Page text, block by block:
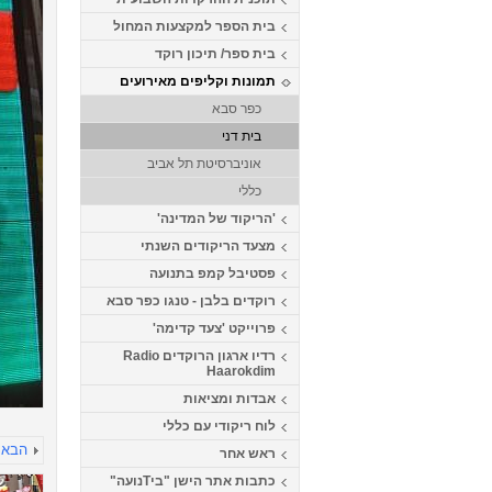
בית הספר למקצעות המחול
בית ספר/ תיכון רוקד
תמונות וקליפים מאירועים
כפר סבא
בית דני
אוניברסיטת תל אביב
כללי
'הריקוד של המדינה'
מצעד הריקודים השנתי
פסטיבל קמפ בתנועה
רוקדים בלבן - טנגו כפר סבא
פרוייקט 'צעד קדימה'
רדיו ארגון הרוקדים Radio
Haarokdim
אבדות ומציאות
לוח ריקודי עם כללי
ראש אחר
כתבות אתר הישן "ביTנועה"
הבא